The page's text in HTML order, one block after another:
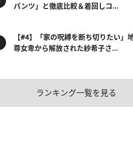
パンツ」と徹底比較＆着回しコ...
【#4】「家の呪縛を断ち切りたい」
尊女卑から解放された紗希子さ...
ランキング一覧を見る